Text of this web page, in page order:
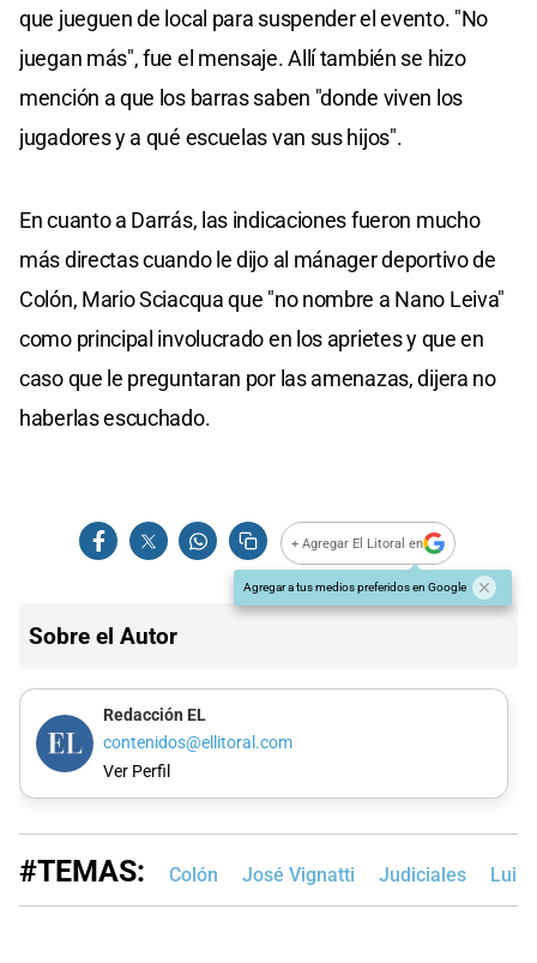
que jueguen de local para suspender el evento. "No
juegan más", fue el mensaje. Allí también se hizo
mención a que los barras saben "donde viven los
jugadores y a qué escuelas van sus hijos".
En cuanto a Darrás, las indicaciones fueron mucho
más directas cuando le dijo al mánager deportivo de
Colón, Mario Sciacqua que "no nombre a Nano Leiva"
como principal involucrado en los aprietes y que en
caso que le preguntaran por las amenazas, dijera no
haberlas escuchado.
+ Agregar El Litoral en
Agregar a tus medios preferidos en Google
Sobre el Autor
Redacción EL
contenidos@ellitoral.com
Ver Perfil
#TEMAS: Colón José Vignatti Judiciales Luis